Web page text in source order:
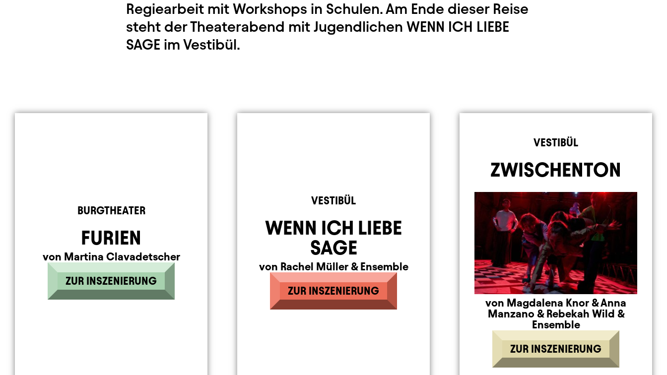
Regiearbeit mit Workshops in Schulen. Am Ende dieser Reise
steht der Theaterabend mit Jugendlichen WENN ICH LIEBE
SAGE im Vestibül.
FURIEN
BURGTHEATER
von Martina Clavadetscher
ZUR INSZENIERUNG
WENN ICH LIEBE
SAGE
VESTIBÜL
von Rachel Müller &Ensemble
ZUR INSZENIERUNG
ZWISCHENTON
VESTIBÜL
von Magdalena Knor &Anna
Manzano &Rebekah Wild &
Ensemble
ZUR INSZENIERUNG